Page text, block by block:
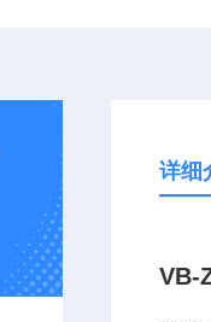
详细
VB-